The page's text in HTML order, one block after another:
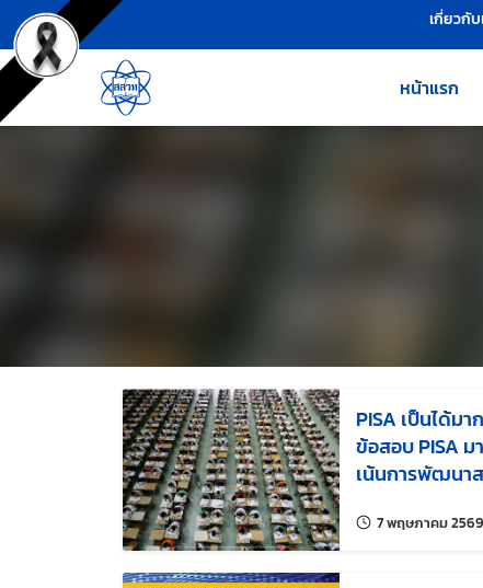
ข้ามไปยังเนื้อหาหลัก
เครื่องมือช่วยเหลือ เกี่ยวกับ
หน้าแรก
PISA เป็นได้ม
ข้อสอบ PISA ม
เน้นการพัฒนา
7 พฤษภาคม 2569